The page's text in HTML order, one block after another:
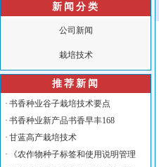
新闻分类
公司新闻
栽培技术
推荐新闻
· 书香种业谷子栽培技术要点
· 书香种业新产品书香早丰168
· 甘蓝高产栽培技术
·
《农作物种子标签和使用说明管理